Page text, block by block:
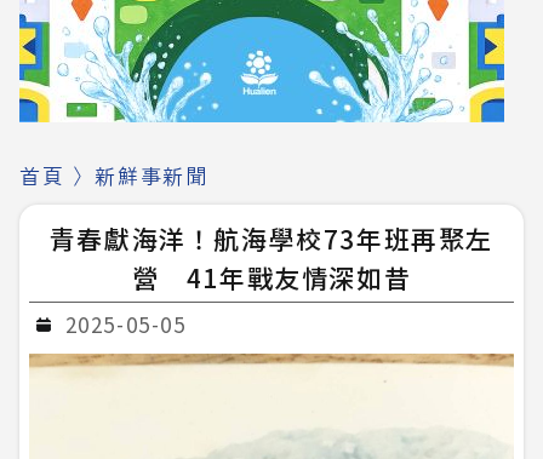
首頁 〉 新鮮事新聞
青春獻海洋！航海學校73年班再聚左
營 41年戰友情深如昔
2025-05-05